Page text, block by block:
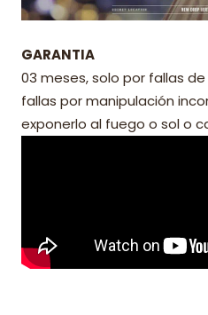
GARANTIA
03 meses, solo por fallas
fallas por manipulación
exponerlo al fuego o sol o